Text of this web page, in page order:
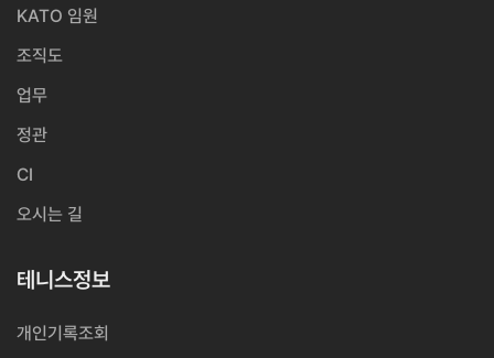
KATO 임원
조직도
업무
정관
CI
오시는 길
테니스정보
개인기록조회